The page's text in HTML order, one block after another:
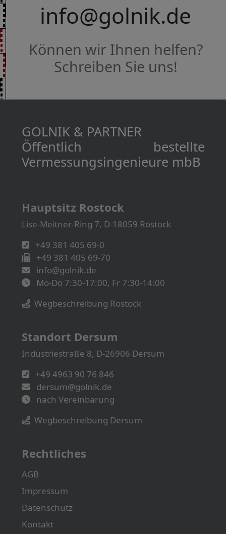
info@golnik.de
Können wir Ihnen helfen?
Schreiben Sie uns!
GOLNIK & PARTNER
Öffentlich bestellte
Vermessungs­­ingenieure mbB
Hauptsitz Rostock
Lise-Meitner-Ring 7, D-18059 Rostock
+49 381 405 69-0
+49 381 405 69-70
info@golnik.de
Mo-Do 7:30-17:00, Fr 7:30-14:00
Wegbeschreibung Rostock
Standort Dersum
Industriestraße 8, D-26906 Dersum
+49 4963 90 76 846
dersum@golnik.de
nach Vereinbarung
Wegbeschreibung Dersum
Rechtliches
AGB
Impressum
Datenschutz
Kontakt